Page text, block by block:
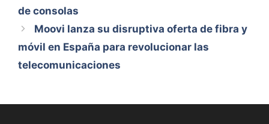
de consolas
Moovi lanza su disruptiva oferta de fibra y
móvil en España para revolucionar las
telecomunicaciones